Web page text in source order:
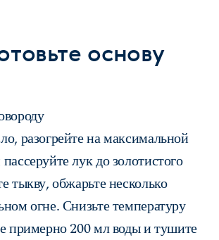
основу
разогрейте на максимальной
лук до золотистого
тыкву, обжарьте несколько
огне. Снизьте температуру
примерно 200 мл воды и тушите